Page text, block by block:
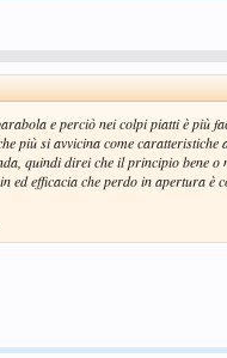
e perciò nei colpi piatti è più
più si avvicina come caratteristiche
quindi direi che il principio bene o
ed efficacia che perdo in apertura è